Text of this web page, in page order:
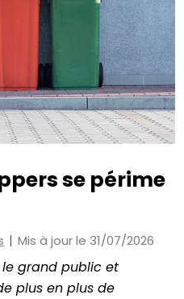
se périme
Mis à jour le 31/07/2026
grand public et
plus en plus de